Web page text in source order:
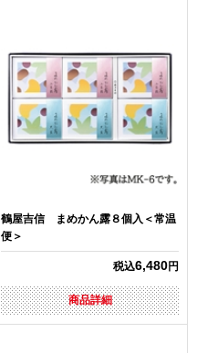
鶴屋吉信 まめかん露８個入＜常温
便＞
税込6,480円
商品詳細